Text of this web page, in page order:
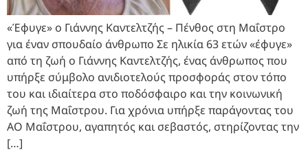
«Έφυγε» ο Γιάννης Καντελτζής – Πένθος στη Μαΐστρο
για έναν σπουδαίο άνθρωπο Σε ηλικία 63 ετών «έφυγε»
από τη ζωή ο Γιάννης Καντελτζής, ένας άνθρωπος που
υπήρξε σύμβολο ανιδιοτελούς προσφοράς στον τόπο
του και ιδιαίτερα στο ποδόσφαιρο και την κοινωνική
ζωή της Μαΐστρου. Για χρόνια υπήρξε παράγοντας του
ΑΟ Μαΐστρου, αγαπητός και σεβαστός, στηρίζοντας την
[…]